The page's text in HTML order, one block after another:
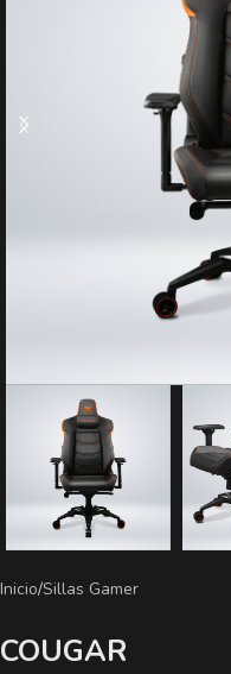
Inicio/Sillas Gamer
COUGAR